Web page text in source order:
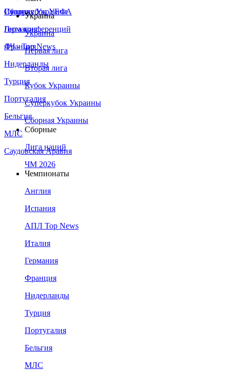
Сборная Украины
Италия
Германия
Франция
Нидерланды
Турция
Португалия
Бельгия
МЛС
Саудовская Аравия
Суперкубок УЕФА
Лига конференций
ЛЧ - Top News
Украина
Украина
Первая лига
Вторая лига
Кубок Украины
Суперкубок Украины
Сборная Украины
Сборные
Лига наций
ЧМ 2026
Чемпионаты
Англия
Испания
АПЛ Top News
Италия
Германия
Франция
Нидерланды
Турция
Португалия
Бельгия
МЛС